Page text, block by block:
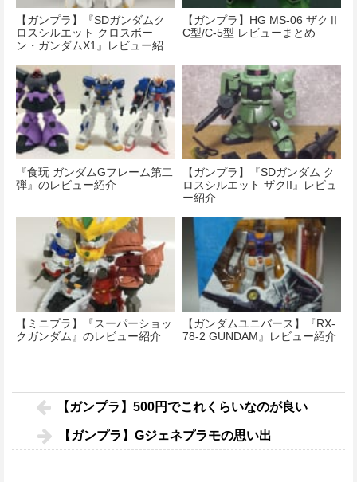
【ガンプラ】『SDガンダムク
ロスシルエット クロスボー
ン・ガンダムX1』レビュー紹
【ガンプラ】HG MS-06 ザクⅡ
C型/C-5型 レビューまとめ
『食玩 ガンダムGフレーム第二
弾』のレビュー紹介
【ガンプラ】『SDガンダム ク
ロスシルエット ザクII』レビュ
ー紹介
【ミニプラ】『スーパーショッ
クガンダム』のレビュー紹介
【ガンダムユニバース】『RX-
78-2 GUNDAM』レビュー紹介
【ガンプラ】500円でこれくらいなのが良い
【ガンプラ】Gジェネプラモの思い出